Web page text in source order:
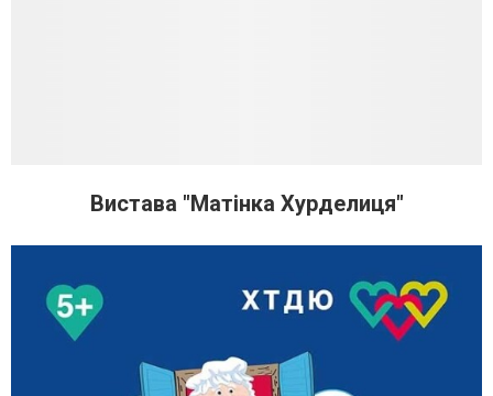
Вистава "Матінка Хурделиця"